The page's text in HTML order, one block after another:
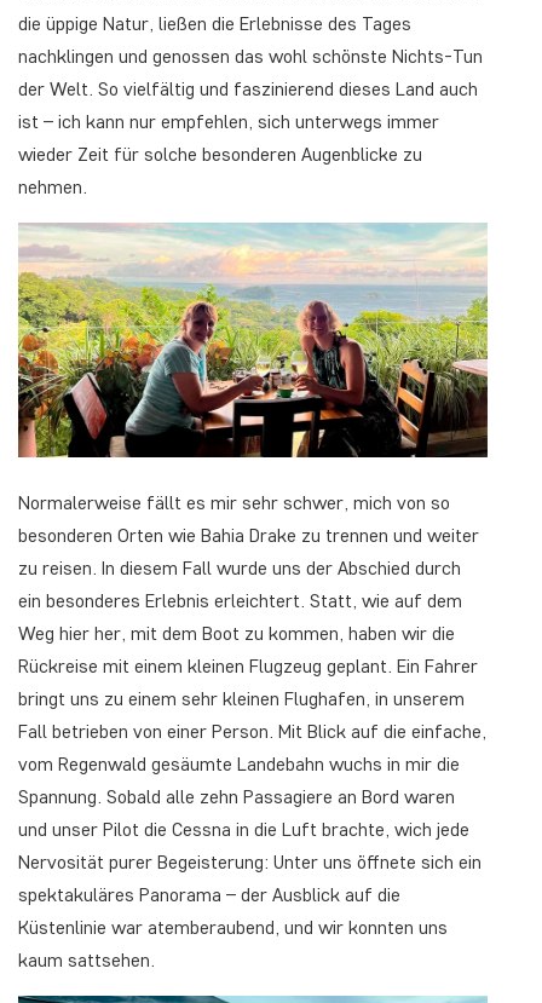
die üppige Natur, ließen die Erlebnisse des Tages
nachklingen und genossen das wohl schönste Nichts-Tun
der Welt. So vielfältig und faszinierend dieses Land auch
ist – ich kann nur empfehlen, sich unterwegs immer
wieder Zeit für solche besonderen Augenblicke zu
nehmen.
Normalerweise fällt es mir sehr schwer, mich von so
besonderen Orten wie Bahia Drake zu trennen und weiter
zu reisen. In diesem Fall wurde uns der Abschied durch
ein besonderes Erlebnis erleichtert. Statt, wie auf dem
Weg hier her, mit dem Boot zu kommen, haben wir die
Rückreise mit einem kleinen Flugzeug geplant. Ein Fahrer
bringt uns zu einem sehr kleinen Flughafen, in unserem
Fall betrieben von einer Person. Mit Blick auf die einfache,
vom Regenwald gesäumte Landebahn wuchs in mir die
Spannung. Sobald alle zehn Passagiere an Bord waren
und unser Pilot die Cessna in die Luft brachte, wich jede
Nervosität purer Begeisterung: Unter uns öffnete sich ein
spektakuläres Panorama – der Ausblick auf die
Küstenlinie war atemberaubend, und wir konnten uns
kaum sattsehen.